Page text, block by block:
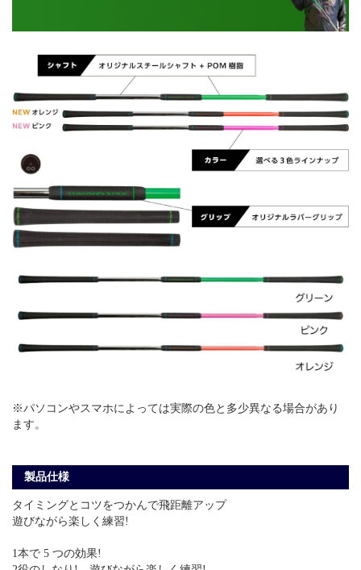
※パソコンやスマホによっては実際の色と多少異なる場合があり
ます。
製品仕様
タイミングとコツをつかんで飛距離アップ
遊びながら楽しく練習!
1本で 5 つの効果!